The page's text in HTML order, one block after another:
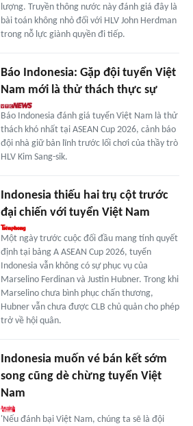
lượng. Truyền thông nước này đánh giá đây là
bài toán không nhỏ đối với HLV John Herdman
trong nỗ lực giành quyền đi tiếp.
Báo Indonesia: Gặp đội tuyển Việt
Nam mới là thử thách thực sự
Báo Indonesia đánh giá tuyển Việt Nam là thử
thách khó nhất tại ASEAN Cup 2026, cảnh báo
đội nhà giữ bản lĩnh trước lối chơi của thầy trò
HLV Kim Sang-sik.
Indonesia thiếu hai trụ cột trước
đại chiến với tuyển Việt Nam
Một ngày trước cuộc đối đầu mang tính quyết
định tại bảng A ASEAN Cup 2026, tuyển
Indonesia vẫn không có sự phục vụ của
Marselino Ferdinan và Justin Hubner. Trong khi
Marselino chưa bình phục chấn thương,
Hubner vẫn chưa được CLB chủ quản cho phép
trở về hội quân.
Indonesia muốn vé bán kết sớm
song cũng dè chừng tuyển Việt
Nam
'Nếu đánh bại Việt Nam, chúng ta sẽ là đội